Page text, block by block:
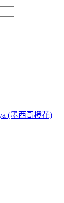
(墨西哥橙花)